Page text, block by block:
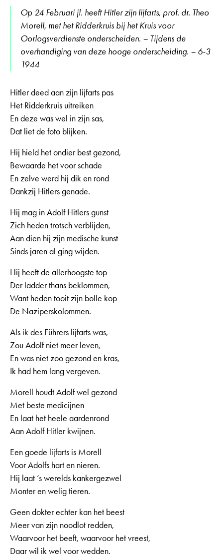
Op 24 Februari jl. heeft Hitler zijn lijfarts, prof. dr. Theo
Morell, met het Ridderkruis bij het Kruis voor
Oorlogsverdienste onderscheiden. – Tijdens de
overhandiging van deze hooge onderscheiding. – 6-3
1944
Hitler deed aan zijn lijfarts pas
Het Ridderkruis uitreiken
En deze was wel in zijn sas,
Dat liet de foto blijken.
Hij hield het ondier best gezond,
Bewaarde het voor schade
En zelve werd hij dik en rond
Dankzij Hitlers genade.
Hij mag in Adolf Hitlers gunst
Zich heden trotsch verblijden,
Aan dien hij zijn medische kunst
Sinds jaren al ging wijden.
Hij heeft de allerhoogste top
Der ladder thans beklommen,
Want heden tooit zijn bolle kop
De Naziperskolommen.
Als ik des Führers lijfarts was,
Zou Adolf niet meer leven,
En was niet zoo gezond en kras,
Ik had hem lang vergeven.
Morell houdt Adolf wel gezond
Met beste medicijnen
En laat het heele aardenrond
Aan Adolf Hitler kwijnen.
Een goede lijfarts is Morell
Voor Adolfs hart en nieren.
Hij laat ’s werelds kankergezwel
Monter en welig tieren.
Geen dokter echter kan het beest
Meer van zijn noodlot redden,
Waarvoor het beeft, waarvoor het vreest,
Daar wil ik wel voor wedden.